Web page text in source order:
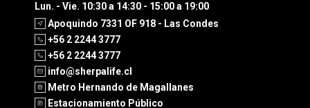
Lun. - Vie. 10:30 a 14:30 - 15:00 a 19:00
Apoquindo 7331 OF 918 - Las Condes
+56 2 2244 3777
+56 2 2244 3777
info@sherpalife.cl
Metro Hernando de Magallanes
Estacionamiento Público